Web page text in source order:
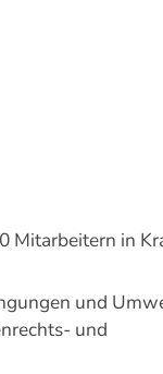
Mitarbeitern in
und
und